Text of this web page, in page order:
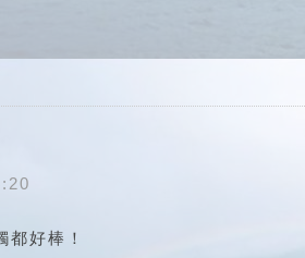
: 20
好棒！